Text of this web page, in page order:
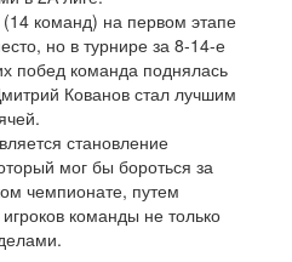
команд) на первом этапе
но в турнире за 8-14-е
побед команда поднялась
Кованов стал лучшим
становление
мог бы бороться за
чемпионате, путем
команды не только